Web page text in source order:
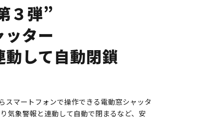
３弾”
ター
動して自動閉鎖
スマートフォンで操作できる電動窓シャッタ
気象警報と連動して自動で閉まるなど、安